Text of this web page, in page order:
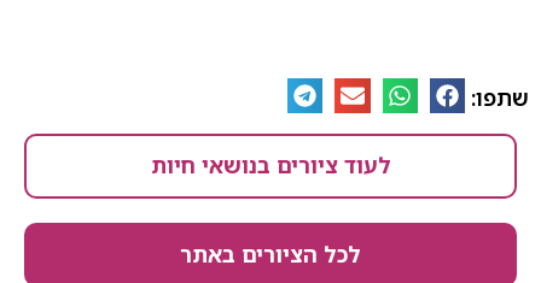
לעוד ציורים בנושאי חיות
לכל הציורים באתר